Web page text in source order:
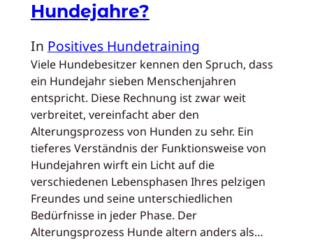
Hundejahre?
In Positives Hundetraining
Viele Hundebesitzer kennen den Spruch, dass
ein Hundejahr sieben Menschenjahren
entspricht. Diese Rechnung ist zwar weit
verbreitet, vereinfacht aber den
Alterungsprozess von Hunden zu sehr. Ein
tieferes Verständnis der Funktionsweise von
Hundejahren wirft ein Licht auf die
verschiedenen Lebensphasen Ihres pelzigen
Freundes und seine unterschiedlichen
Bedürfnisse in jeder Phase. Der
Alterungsprozess Hunde altern anders als…